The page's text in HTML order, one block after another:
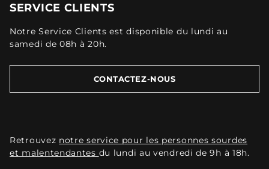
SERVICE CLIENTS
Notre Service Clients est disponible du lundi au
samedi de 08h à 20h.
CONTACTEZ-NOUS
Retrouvez notre service pour les personnes sourdes
et malentendantes du lundi au vendredi de 9h à 18h.